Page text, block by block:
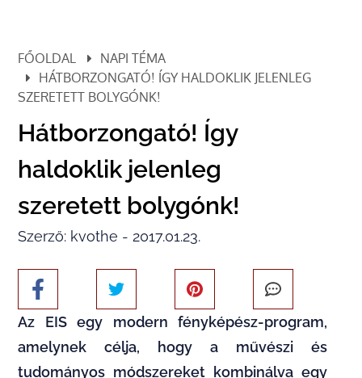
FŐOLDAL
NAPI TÉMA
HÁTBORZONGATÓ! ÍGY HALDOKLIK JELENLEG
SZERETETT BOLYGÓNK!
Hátborzongató! Így
haldoklik jelenleg
szeretett bolygónk!
Szerző: kvothe - 2017.01.23.
Az EIS egy modern fényképész-program,
amelynek célja, hogy a művészi és
tudományos módszereket kombinálva egy